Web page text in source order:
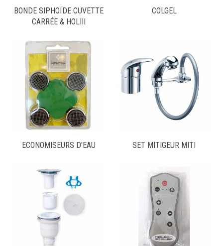
BONDE SIPHOÏDE CUVETTE
CARRÉE & HOLIII
COLGEL
ECONOMISEURS D'EAU SET MITIGEUR MITI